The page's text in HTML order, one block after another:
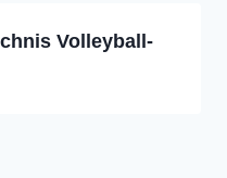
Volleyball-